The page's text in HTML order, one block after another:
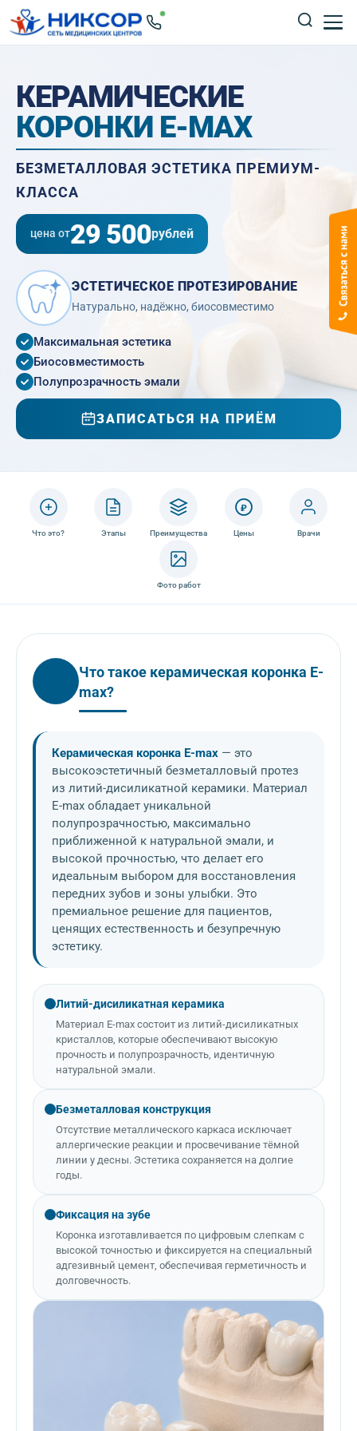
КЕРАМИЧЕСКИЕ
КОРОНКИ E-MAX
БЕЗМЕТАЛЛОВАЯ ЭСТЕТИКА ПРЕМИУМ-
КЛАССА
цена от29 500рублей
ЭСТЕТИЧЕСКОЕ ПРОТЕЗИРОВАНИЕ
Натурально, надёжно, биосовместимо
Максимальная эстетика
Биосовместимость
Полупрозрачность эмали
ЗАПИСАТЬСЯ НА ПРИЁМ
Что это? Этапы Преимущества
₽
Цены Врачи
Фото работ
Что такое керамическая коронка E-
max?
Керамическая коронка E-max — это
высокоэстетичный безметалловый протез
из литий-дисиликатной керамики. Материал
E-max обладает уникальной
полупрозрачностью, максимально
приближенной к натуральной эмали, и
высокой прочностью, что делает его
идеальным выбором для восстановления
передних зубов и зоны улыбки. Это
премиальное решение для пациентов,
ценящих естественность и безупречную
эстетику.
Литий-дисиликатная керамика
Материал E-max состоит из литий-дисиликатных
кристаллов, которые обеспечивают высокую
прочность и полупрозрачность, идентичную
натуральной эмали.
Безметалловая конструкция
Отсутствие металлического каркаса исключает
аллергические реакции и просвечивание тёмной
линии у десны. Эстетика сохраняется на долгие
годы.
Фиксация на зубе
Коронка изготавливается по цифровым слепкам с
высокой точностью и фиксируется на специальный
адгезивный цемент, обеспечивая герметичность и
долговечность.